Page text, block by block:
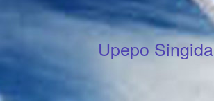
Upepo Singida